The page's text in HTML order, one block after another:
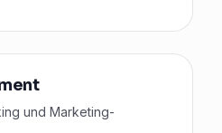
und Marketing-